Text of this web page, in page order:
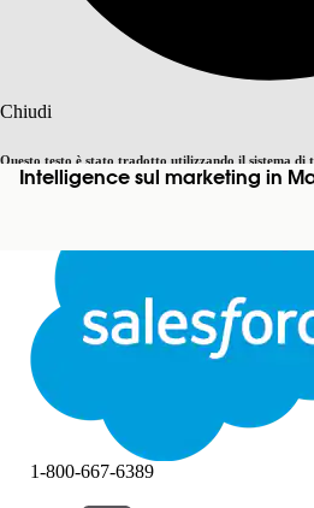
Chiudi
Questo testo è stato tradotto utilizzando il sistema di
Ulteriori dettagli sono disponibili qui. Passa
Chiudi Chiudi
Intelligence sul marketing in
1-800-667-6389